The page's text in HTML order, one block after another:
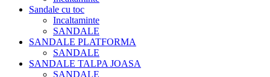
Sandale cu toc
Incaltaminte
SANDALE
SANDALE PLATFORMA
SANDALE
SANDALE TALPA JOASA
SANDALE